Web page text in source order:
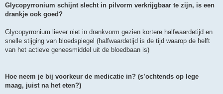
Glycopyrronium schijnt slecht in pilvorm verkrijgbaar te zijn, is een
drankje ook goed?
Glycopyrronium liever niet in drankvorm gezien kortere halfwaardetijd en
snelle stijging van bloedspiegel (halfwaardetijd is de tijd waarop de helft
van het actieve geneesmiddel uit de bloedbaan is)
Hoe neem je bij voorkeur de medicatie in? (s’ochtends op lege
maag, juist na het eten?)